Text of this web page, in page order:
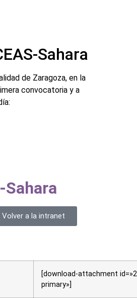
Sahara
de Zaragoza, en la
convocatoria y a
Sahara
Volver a la intranet
[download-attachment
primary»]